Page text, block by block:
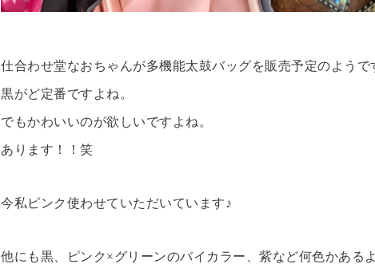
仕合わせ堂なおちゃんが多機能太鼓バッグを販売予定のようで
黒がど定番ですよね。
でもかわいいのが欲しいですよね。
あります！！笑
今私ピンク使わせていただいています♪
他にも黒、ピンク×グリーンのバイカラー、紫など何色かある